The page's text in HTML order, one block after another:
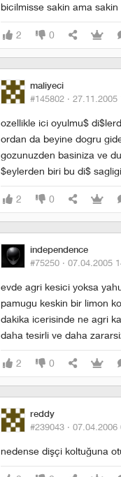
bicilmisse sakin ama
2 0
maliyeci
#145802 · 27.11.2005
ozellikle ici oyulmu$
ordan da beyine dogru
gozunuzden basiniza ve
$eylerden biri bu di$
2 0
independence
#75250 · 07.04.2005
evde agri kesici yoksa
pamugu keskin bir limon
dakika icerisinde ne agri
daha tesirli ve daha
2 0
reddy
#239043 · 07.04.2006
nedense dişçi koltuğuna